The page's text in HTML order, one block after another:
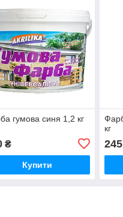
гумова синя 1,2 кг
₴
Купити
кг
245